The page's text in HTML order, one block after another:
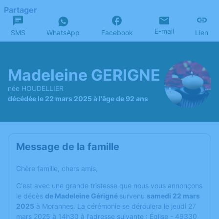
Partager
SMS WhatsApp Facebook E-mail Lien
Madeleine GERIGNE
née HOUDELLIER
décédée le 22 mars 2025 à l'âge de 92 ans
Message de la famille
Chère famille, chers amis,
C'est avec une grande tristesse que nous vous annonçons
le décès de Madeleine Gérigné survenu samedi 22 mars
2025 à Morannes. La cérémonie se déroulera le jeudi 27
mars 2025 à 14h30 à l'adresse suivante : Église - 49330